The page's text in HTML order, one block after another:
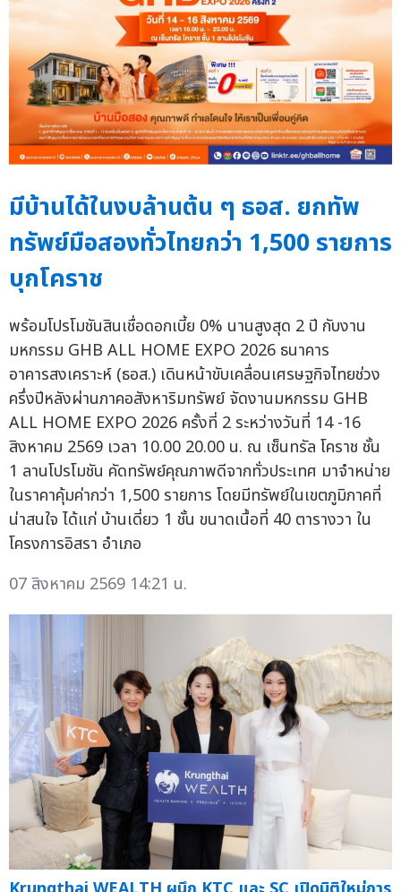
มีบ้านได้ในงบล้านต้น ๆ ธอส. ยกทัพ
ทรัพย์มือสองทั่วไทยกว่า 1,500 รายการ
บุกโคราช
พร้อมโปรโมชันสินเชื่อดอกเบี้ย 0% นานสูงสุด 2 ปี กับงาน
มหกรรม GHB ALL HOME EXPO 2026 ธนาคาร
อาคารสงเคราะห์ (ธอส.) เดินหน้าขับเคลื่อนเศรษฐกิจไทยช่วง
ครึ่งปีหลังผ่านภาคอสังหาริมทรัพย์ จัดงานมหกรรม GHB
ALL HOME EXPO 2026 ครั้งที่ 2 ระหว่างวันที่ 14 -16
สิงหาคม 2569 เวลา 10.00 20.00 น. ณ เซ็นทรัล โคราช ชั้น
1 ลานโปรโมชัน คัดทรัพย์คุณภาพดีจากทั่วประเทศ มาจำหน่าย
ในราคาคุ้มค่ากว่า 1,500 รายการ โดยมีทรัพย์ในเขตภูมิภาคที่
น่าสนใจ ได้แก่ บ้านเดี่ยว 1 ชั้น ขนาดเนื้อที่ 40 ตารางวา ใน
โครงการอิสรา อำเภอ
07 สิงหาคม 2569 14:21 น.